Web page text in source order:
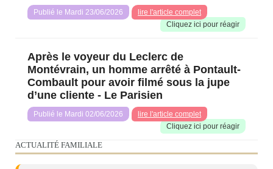
Publié le Mardi 23/06/2026
lire l'article complet
Cliquez ici pour réagir️
Après le voyeur du Leclerc de
Montévrain, un homme arrêté à Pontault-
Combault pour avoir filmé sous la jupe
d’une cliente - Le Parisien
Publié le Mardi 02/06/2026
lire l'article complet
Cliquez ici pour réagir️
ACTUALITÉ FAMILIALE